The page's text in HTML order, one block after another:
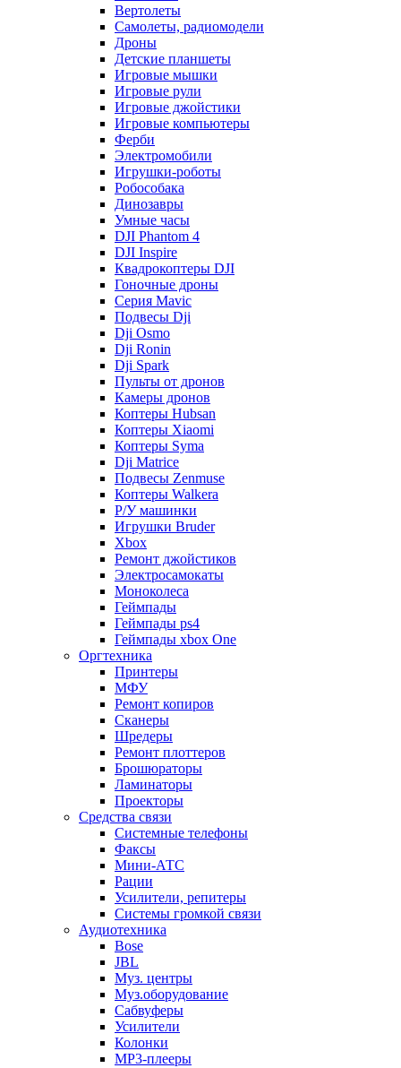
Вертолеты
Самолеты, радиомодели
Дроны
Детские планшеты
Игровые мышки
Игровые рули
Игровые джойстики
Игровые компьютеры
Ферби
Электромобили
Игрушки-роботы
Робособака
Динозавры
Умные часы
DJI Phantom 4
DJI Inspire
Квадрокоптеры DJI
Гоночные дроны
Серия Mavic
Подвесы Dji
Dji Osmo
Dji Ronin
Dji Spark
Пульты от дронов
Камеры дронов
Коптеры Hubsan
Коптеры Xiaomi
Коптеры Syma
Dji Matrice
Подвесы Zenmuse
Коптеры Walkera
Р/У машинки
Игрушки Bruder
Xbox
Ремонт джойстиков
Электросамокаты
Моноколеса
Геймпады
Геймпады ps4
Геймпады xbox One
Оргтехника
Принтеры
МФУ
Ремонт копиров
Сканеры
Шредеры
Ремонт плоттеров
Брошюраторы
Ламинаторы
Проекторы
Средства связи
Системные телефоны
Факсы
Мини-АТС
Рации
Усилители, репитеры
Системы громкой связи
Аудиотехника
Bose
JBL
Муз. центры
Муз.оборудование
Сабвуферы
Усилители
Колонки
MP3-плееры